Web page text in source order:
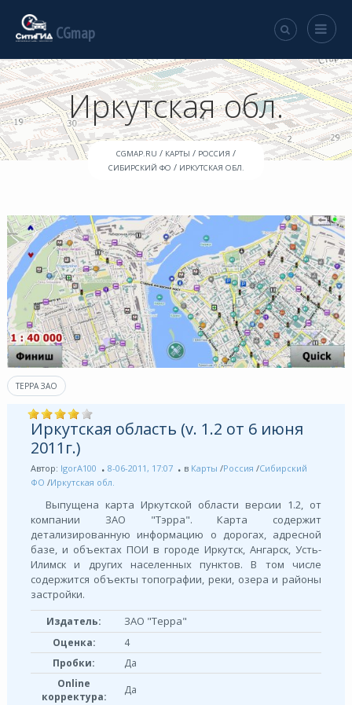
CGmap
Иркутская обл.
CGMAP.RU / КАРТЫ / РОССИЯ /
СИБИРСКИЙ ФО / ИРКУТСКАЯ ОБЛ.
ТЕРРА ЗАО
Иркутская область (v. 1.2 от 6 июня
2011г.)
Автор: IgorA100 8-06-2011, 17:07 в Карты /Россия /Сибирский
ФО /Иркутская обл.
Выпущена карта Иркутской области версии 1.2, от
компании ЗАО "Тэрра". Карта содержит
детализированную информацию о дорогах, адресной
базе, и объектах ПОИ в городе Иркутск, Ангарск, Усть-
Илимск и других населенных пунктов. В том числе
содержится объекты топографии, реки, озера и районы
застройки.
Издатель: ЗАО "Терра"
Оценка:
4
Пробки:
Да
Online
корректура:
Да